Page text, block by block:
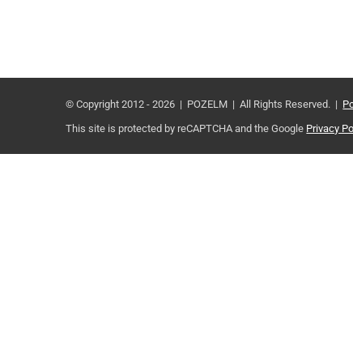
© Copyright 2012 -2026 | POZELM | All Rights Reserved. |
This site is protected by reCAPTCHA and the Google Privacy